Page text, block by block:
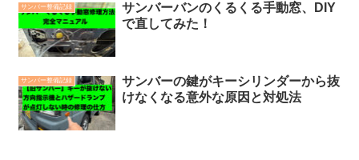
サンバー整備記録
サンバーバンのくるくる手動窓、DIY
で直してみた！
サンバー整備記録
サンバーの鍵がキーシリンダーから抜
けなくなる意外な原因と対処法